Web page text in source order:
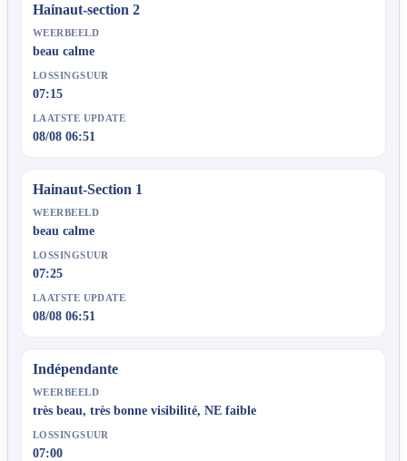
Hainaut-section 2
WEERBEELD
beau calme
LOSSINGSUUR
07:15
LAATSTE UPDATE
08/08 06:51
Hainaut-Section 1
WEERBEELD
beau calme
LOSSINGSUUR
07:25
LAATSTE UPDATE
08/08 06:51
Indépendante
WEERBEELD
très beau, très bonne visibilité, NE faible
LOSSINGSUUR
07:00